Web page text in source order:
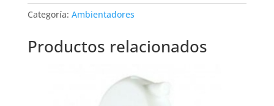
Categoría: Ambientadores
Productos relacionados